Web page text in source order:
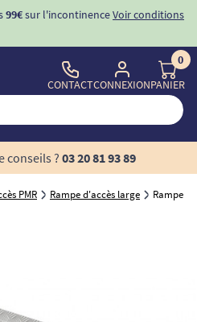
99€sur l'incontinenceVoir conditions
CONTACTCONNEXION
0
PANIER
conseils ? 03 20 81 93 89
PMR Rampe d'accès large Rampe